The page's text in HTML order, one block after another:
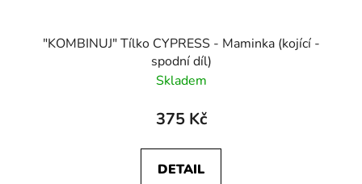
"KOMBINUJ" Tílko CYPRESS - Maminka (kojící -
spodní díl)
Skladem
375 Kč
DETAIL